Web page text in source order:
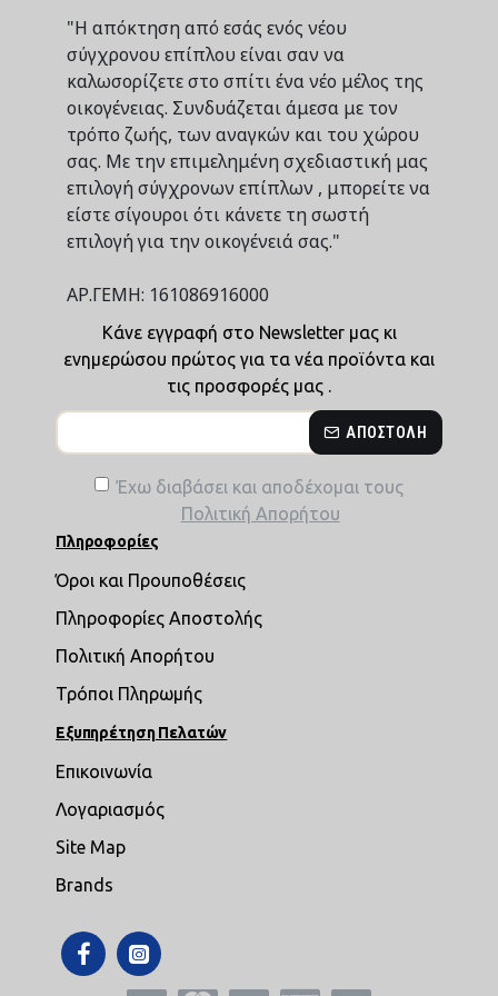
"Η απόκτηση από εσάς ενός νέου
σύγχρονου επίπλου είναι σαν να
καλωσορίζετε στο σπίτι ένα νέο μέλος της
οικογένειας. Συνδυάζεται άμεσα με τον
τρόπο ζωής, των αναγκών και του χώρου
σας. Με την επιμελημένη σχεδιαστική μας
επιλογή σύγχρονων επίπλων , μπορείτε να
είστε σίγουροι ότι κάνετε τη σωστή
επιλογή για την οικογένειά σας."
ΑΡ.ΓΕΜΗ: 161086916000
Κάνε εγγραφή στο Newsletter μας κι
ενημερώσου πρώτος για τα νέα προϊόντα και
τις προσφορές μας .
ΑΠΟΣΤΟΛΉ
Έχω διαβάσει και αποδέχομαι τους
Πολιτική Απορήτου
Πληροφορίες
Όροι και Προυποθέσεις
Πληροφορίες Αποστολής
Πολιτική Απορήτου
Τρόποι Πληρωμής
Εξυπηρέτηση Πελατών
Επικοινωνία
Λογαριασμός
Site Map
Brands